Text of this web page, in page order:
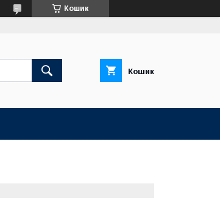
Кошик
Кошик